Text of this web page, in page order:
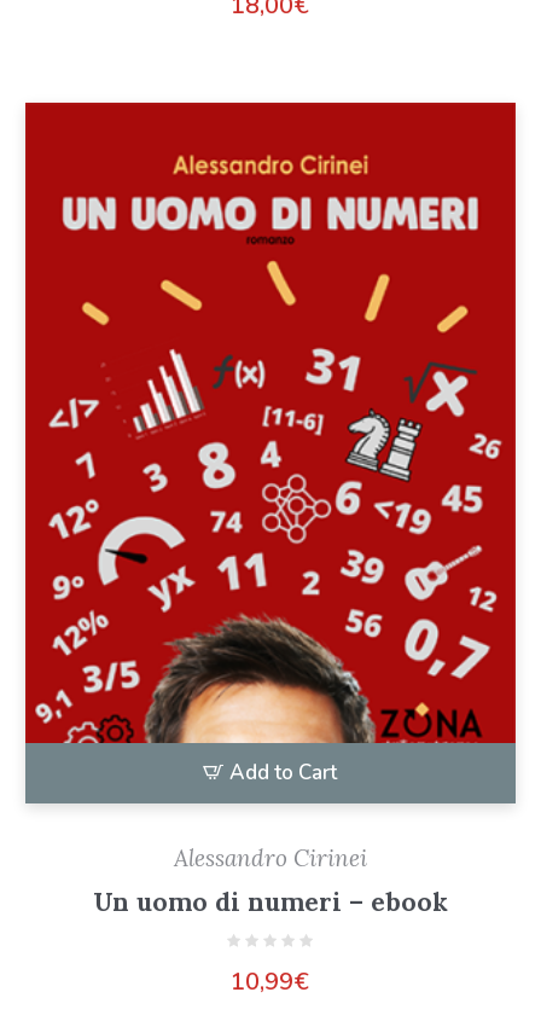
Add to Cart
Alessandro Cirinei
Un uomo di numeri – ebook
10,99€